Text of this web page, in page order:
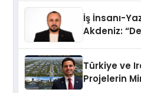
İş İnsanı-
Akdeniz:
Türkiye ve
Projelerin